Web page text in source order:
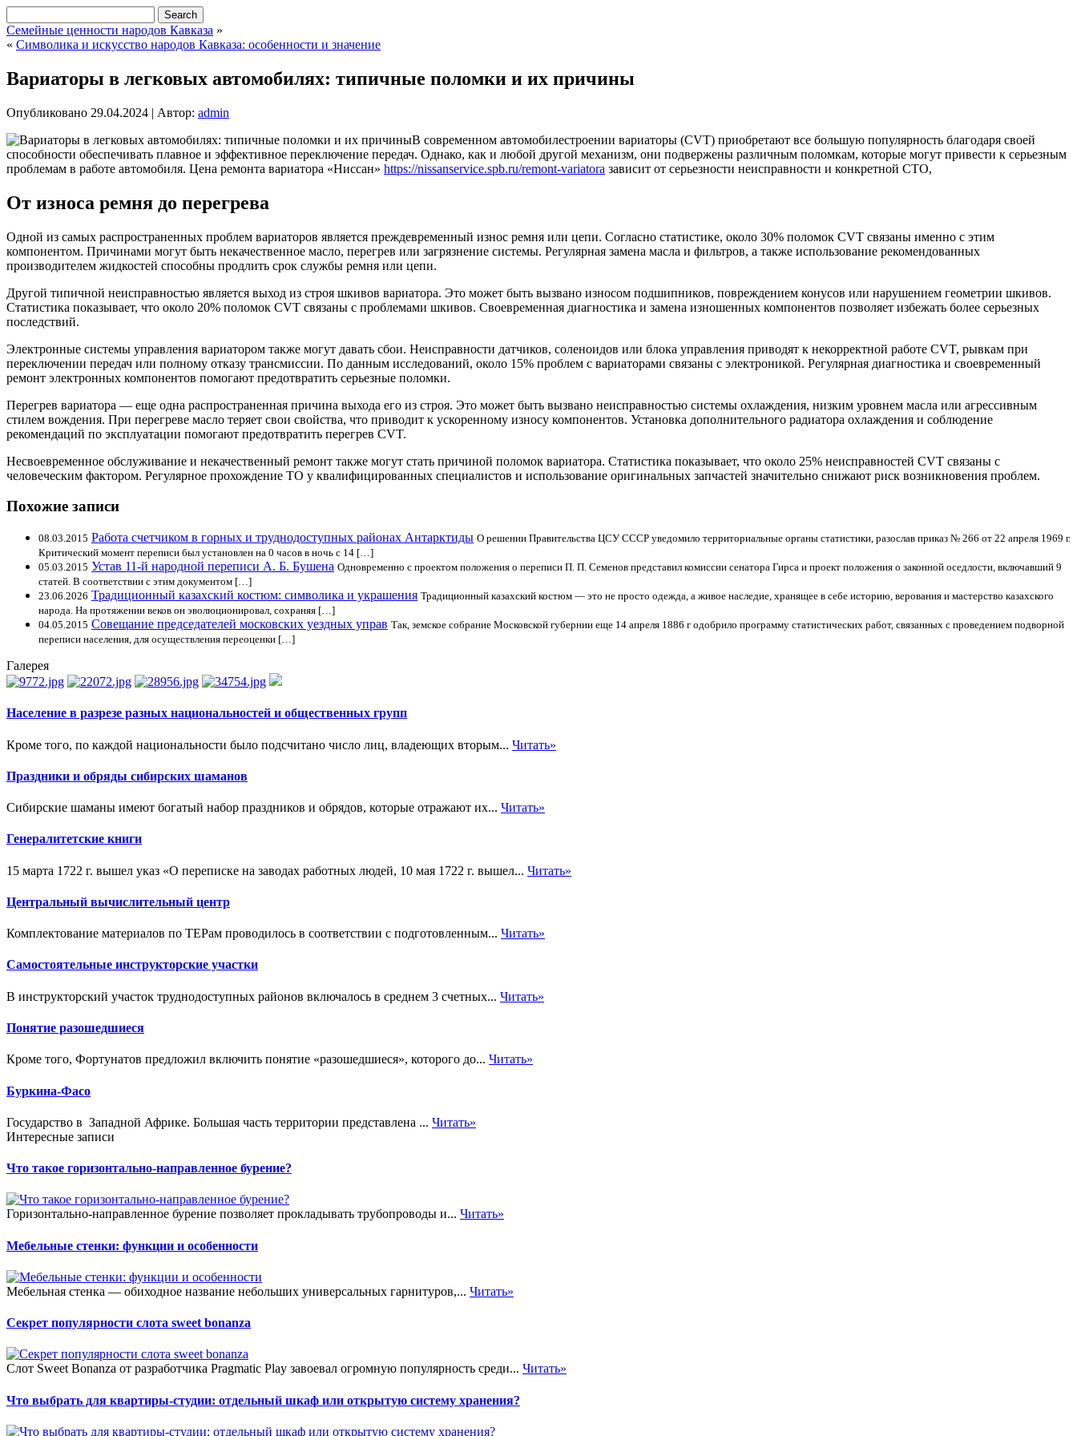
Семейные ценности народов Кавказа »
« Символика и искусство народов Кавказа: особенности и значение
Вариаторы в легковых автомобилях: типичные поломки и их причины
Опубликовано 29.04.2024 | Автор: admin
В современном автомобилестроении вариаторы (CVT) приобретают все большую популярность благодаря своей
способности обеспечивать плавное и эффективное переключение передач. Однако, как и любой другой механизм, они подвержены различным поломкам, которые могут привести к серьезным
проблемам в работе автомобиля. Цена ремонта вариатора «Ниссан» https://nissanservice.spb.ru/remont-variatora зависит от серьезности неисправности и конкретной СТО,
От износа ремня до перегрева
Одной из самых распространенных проблем вариаторов является преждевременный износ ремня или цепи. Согласно статистике, около 30% поломок CVT связаны именно с этим
компонентом. Причинами могут быть некачественное масло, перегрев или загрязнение системы. Регулярная замена масла и фильтров, а также использование рекомендованных
производителем жидкостей способны продлить срок службы ремня или цепи.
Другой типичной неисправностью является выход из строя шкивов вариатора. Это может быть вызвано износом подшипников, повреждением конусов или нарушением геометрии шкивов.
Статистика показывает, что около 20% поломок CVT связаны с проблемами шкивов. Своевременная диагностика и замена изношенных компонентов позволяет избежать более серьезных
последствий.
Электронные системы управления вариатором также могут давать сбои. Неисправности датчиков, соленоидов или блока управления приводят к некорректной работе CVT, рывкам при
переключении передач или полному отказу трансмиссии. По данным исследований, около 15% проблем с вариаторами связаны с электроникой. Регулярная диагностика и своевременный
ремонт электронных компонентов помогают предотвратить серьезные поломки.
Перегрев вариатора — еще одна распространенная причина выхода его из строя. Это может быть вызвано неисправностью системы охлаждения, низким уровнем масла или агрессивным
стилем вождения. При перегреве масло теряет свои свойства, что приводит к ускоренному износу компонентов. Установка дополнительного радиатора охлаждения и соблюдение
рекомендаций по эксплуатации помогают предотвратить перегрев CVT.
Несвоевременное обслуживание и некачественный ремонт также могут стать причиной поломок вариатора. Статистика показывает, что около 25% неисправностей CVT связаны с
человеческим фактором. Регулярное прохождение ТО у квалифицированных специалистов и использование оригинальных запчастей значительно снижают риск возникновения проблем.
Похожие записи
08.03.2015 Работа счетчиком в горных и труднодоступных районах Антарктиды О решении Правительства ЦСУ СССР уведомило территориальные органы статистики, разослав приказ № 266 от 22 апреля 1969 г.
Критический момент переписи был установлен на 0 часов в ночь с 14 […]
05.03.2015 Устав 11-й народной переписи А. Б. Бушена Одновременно с проектом положения о переписи П. П. Семенов представил комиссии сенатора Гирса и проект положения о законной оседлости, включавший 9
статей. В соответствии с этим документом […]
23.06.2026 Традиционный казахский костюм: символика и украшения Традиционный казахский костюм — это не просто одежда, а живое наследие, хранящее в себе историю, верования и мастерство казахского
народа. На протяжении веков он эволюционировал, сохраняя […]
04.05.2015 Совещание председателей московских уездных управ Так, земское собрание Московской губернии еще 14 апреля 1886 г одобрило программу статистических работ, связанных с проведением подворной
переписи населения, для осуществления переоценки […]
Галерея
Население в разрезе разных национальностей и общественных групп
Кроме того, по каждой национальности было подсчитано число лиц, владеющих вторым... Читать»
Праздники и обряды сибирских шаманов
Сибирские шаманы имеют богатый набор праздников и обрядов, которые отражают их... Читать»
Генералитетские книги
15 марта 1722 г. вышел указ «О переписке на заводах работных людей, 10 мая 1722 г. вышел... Читать»
Центральный вычислительный центр
Комплектование материалов по ТЕРам проводилось в соответствии с подготовленным... Читать»
Самостоятельные инструкторские участки
В инструкторский участок труднодоступных районов включалось в среднем 3 счетных... Читать»
Понятие разошедшиеся
Кроме того, Фортунатов предложил включить понятие «разошедшиеся», которого до... Читать»
Буркина-Фасо
Государство в Западной Африке. Большая часть территории представлена ... Читать»
Интересные записи
Что такое горизонтально-направленное бурение?
Горизонтально-направленное бурение позволяет прокладывать трубопроводы и... Читать»
Мебельные стенки: функции и особенности
Мебельная стенка — обиходное название небольших универсальных гарнитуров,... Читать»
Секрет популярности слота sweet bonanza
Слот Sweet Bonanza от разработчика Pragmatic Play завоевал огромную популярность среди... Читать»
Что выбрать для квартиры-студии: отдельный шкаф или открытую систему хранения?